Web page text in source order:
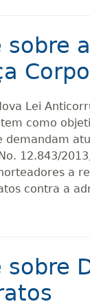
Lei
como
demandam
12.843/
a
contra a
sobre